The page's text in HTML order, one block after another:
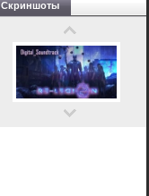
Скриншоты